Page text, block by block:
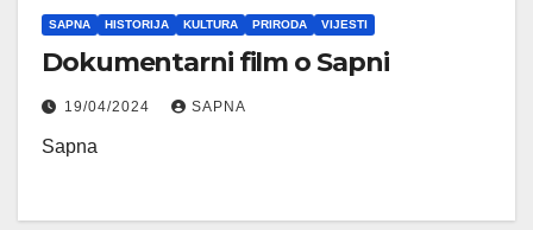
SAPNA HISTORIJA KULTURA PRIRODA VIJESTI
Dokumentarni film o Sapni
19/04/2024 SAPNA
Sapna